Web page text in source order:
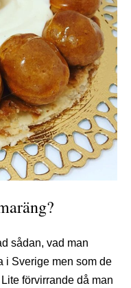
sådan, vad man
i Sverige men som de
förvirrande då man